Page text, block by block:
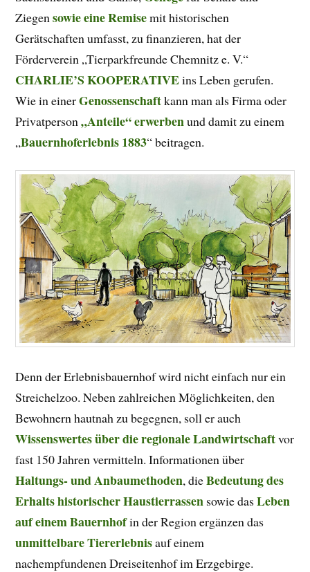
Ziegensowie eine Remisemit historischen
Gerätschaften umfasst, zu finanzieren, hat der
Förderverein „Tierparkfreunde Chemnitz e. V.“
CHARLIE’S KOOPERATIVEins Leben gerufen.
Wie in einerGenossenschaftkann man als Firma oder
Privatperson„Anteile“ erwerbenund damit zu einem
„Bauernhoferlebnis 1883“ beitragen.
Denn der Erlebnisbauernhof wird nicht einfach nur ein
Streichelzoo. Neben zahlreichen Möglichkeiten, den
Bewohnern hautnah zu begegnen, soll er auch
Wissenswertes über die regionale Landwirtschaftvor
fast 150 Jahren vermitteln. Informationen über
Haltungs- und Anbaumethoden, dieBedeutung des
Erhalts historischer Haustierrassen sowie dasLeben
auf einem Bauernhofin der Region ergänzen das
unmittelbare Tiererlebnisauf einem
nachempfundenen Dreiseitenhofim Erzgebirge.